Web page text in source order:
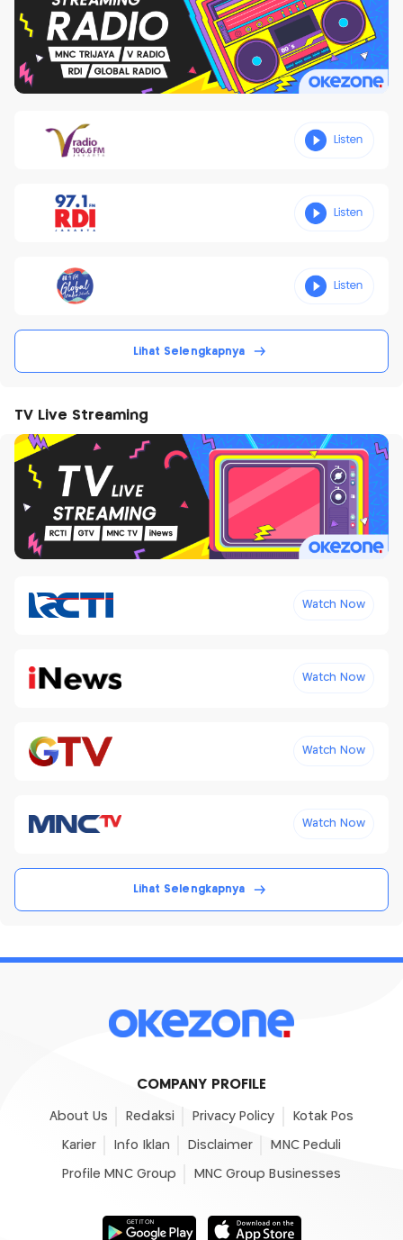
Lihat Selengkapnya
TV Live Streaming
Watch Now
Watch Now
Watch Now
Watch Now
Lihat Selengkapnya
COMPANY PROFILE
About Us Redaksi Privacy Policy Kotak Pos
Karier Info Iklan Disclaimer MNC Peduli
Profile MNC Group MNC Group Businesses